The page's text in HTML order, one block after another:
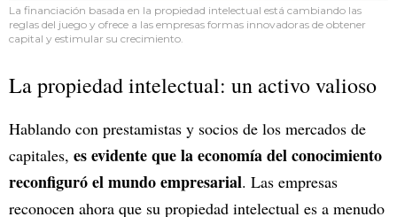
La financiación basada en la propiedad intelectual está cambiando las
reglas del juego y ofrece a las empresas formas innovadoras de obtener
capital y estimular su crecimiento.
La propiedad intelectual: un activo valioso
Hablando con prestamistas y socios de los mercados de
capitales, es evidente que la economía del conocimiento
reconfiguró el mundo empresarial. Las empresas
reconocen ahora que su propiedad intelectual es a menudo